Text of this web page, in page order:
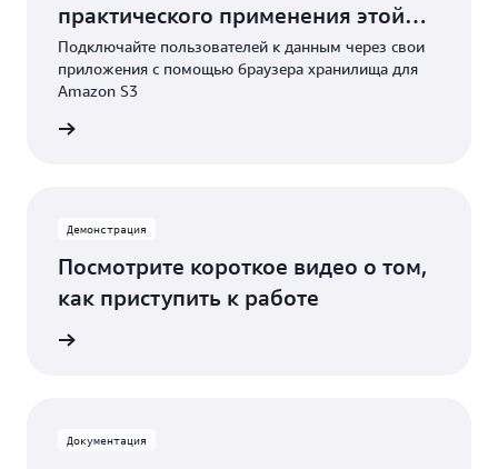
практического применения этой
функции
Подключайте пользователей к данным через свои
приложения с помощью браузера хранилища для
Amazon S3
Демонстрация
Посмотрите короткое видео о том,
как приступить к работе
Документация